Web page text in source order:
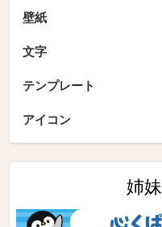
壁紙
文字
テンプレート
アイコン
姉